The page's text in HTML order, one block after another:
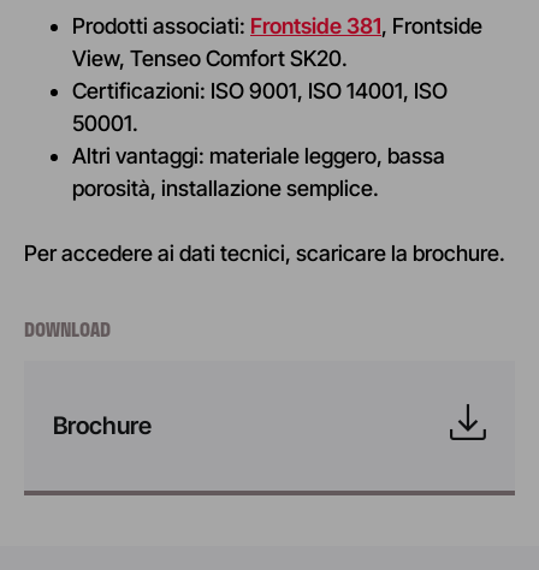
Prodotti associati: Frontside 381, Frontside
View, Tenseo Comfort SK20.
Certificazioni: ISO 9001, ISO 14001, ISO
50001.
Altri vantaggi: materiale leggero, bassa
porosità, installazione semplice.
Per accedere ai dati tecnici, scaricare la brochure.
DOWNLOAD
Brochure